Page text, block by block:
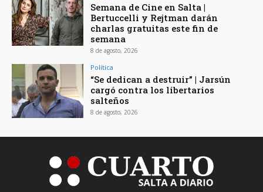
Semana de Cine en Salta |
Bertuccelli y Rejtman darán
charlas gratuitas este fin de
semana
8 de agosto, 2026
Política
“Se dedican a destruir” | Jarsún
cargó contra los libertarios
salteños
8 de agosto, 2026